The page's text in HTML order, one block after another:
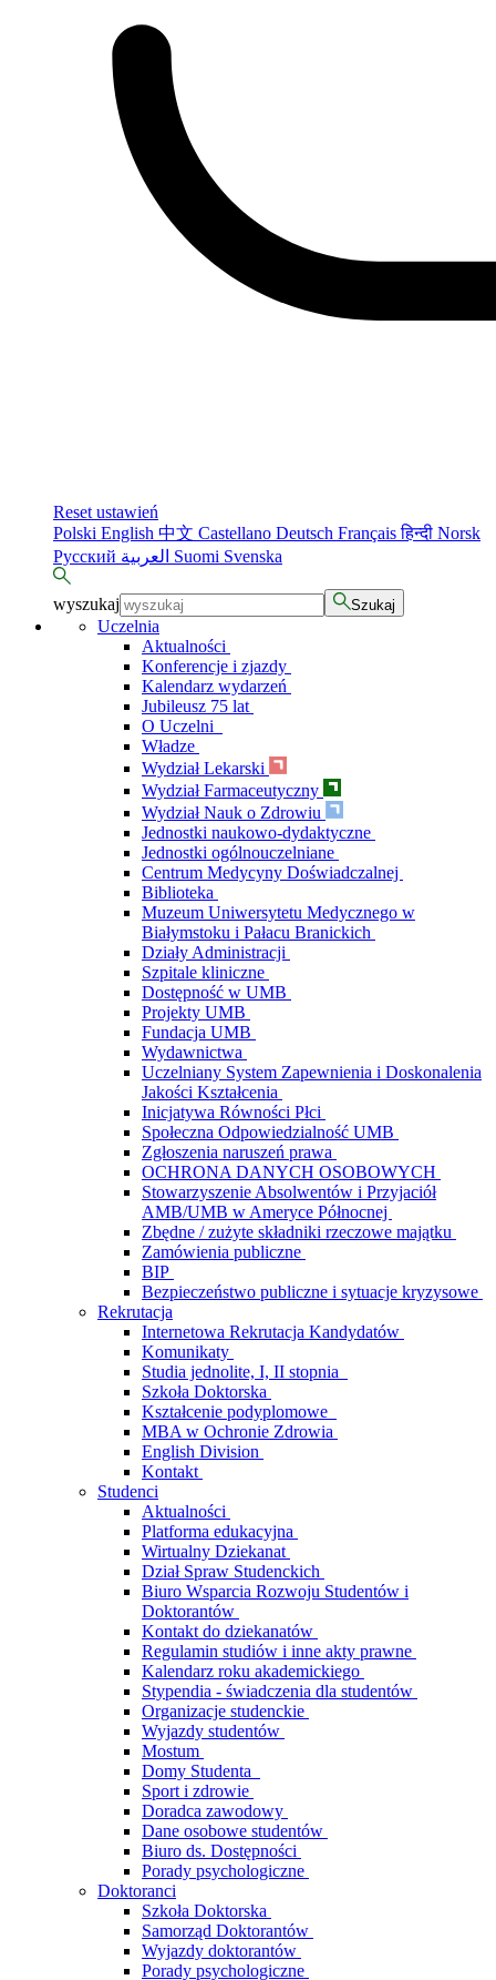
Reset ustawień
Polski English 中文 Castellano Deutsch Françaisहिन्दी Norsk
Русский
Suomi Svenska
wyszukaj Szukaj
Uczelnia
Aktualności
Konferencje i zjazdy
Kalendarz wydarzeń
Jubileusz 75 lat
O Uczelni
Władze
Wydział Lekarski
Wydział Farmaceutyczny
Wydział Nauk o Zdrowiu
Jednostki naukowo-dydaktyczne
Jednostki ogólnouczelniane
Centrum Medycyny Doświadczalnej
Biblioteka
Muzeum Uniwersytetu Medycznego w
Białymstoku i Pałacu Branickich
Działy Administracji
Szpitale kliniczne
Dostępność w UMB
Projekty UMB
Fundacja UMB
Wydawnictwa
Uczelniany System Zapewnienia i Doskonalenia
Jakości Kształcenia
Inicjatywa Równości Płci
Społeczna Odpowiedzialność UMB
Zgłoszenia naruszeń prawa
OCHRONA DANYCH OSOBOWYCH
Stowarzyszenie Absolwentów i Przyjaciół
AMB/UMB w Ameryce Północnej
Zbędne / zużyte składniki rzeczowe majątku
Zamówienia publiczne
BIP
Bezpieczeństwo publiczne i sytuacje kryzysowe
Rekrutacja
Internetowa Rekrutacja Kandydatów
Komunikaty
Studia jednolite, I, II stopnia
Szkoła Doktorska
Kształcenie podyplomowe
MBA w Ochronie Zdrowia
English Division
Kontakt
Studenci
Aktualności
Platforma edukacyjna
Wirtualny Dziekanat
Dział Spraw Studenckich
Biuro Wsparcia Rozwoju Studentów i
Doktorantów
Kontakt do dziekanatów
Regulamin studiów i inne akty prawne
Kalendarz roku akademickiego
Stypendia - świadczenia dla studentów
Organizacje studenckie
Wyjazdy studentów
Mostum
Domy Studenta
Sport i zdrowie
Doradca zawodowy
Dane osobowe studentów
Biuro ds. Dostępności
Porady psychologiczne
Doktoranci
Szkoła Doktorska
Samorząd Doktorantów
Wyjazdy doktorantów
Porady psychologiczne